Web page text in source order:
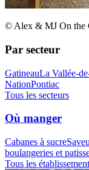
© Alex & MJ On the
Par secteur
GatineauLa Vallée-
NationPontiac
Tous les secteurs
Où manger
Cabanes à sucre
boulangeries et
Tous les